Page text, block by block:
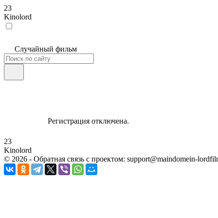
23
Kinolord
Случайный фильм
Регистрация отключена.
23
Kinolord
© 2026 - Обратная связь с проектом: support@maindomein-